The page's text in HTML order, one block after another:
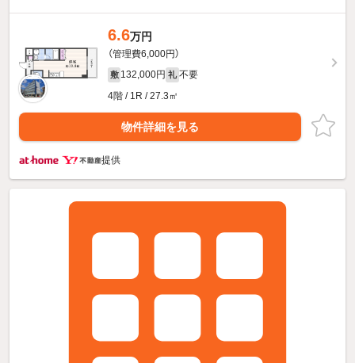
6.6万円
（管理費6,000円）
敷 132,000円 礼 不要
4階 / 1R / 27.3㎡
物件詳細を見る
提供